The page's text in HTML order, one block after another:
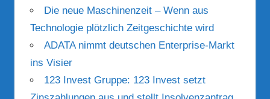
Die neue Maschinenzeit – Wenn aus
Technologie plötzlich Zeitgeschichte wird
ADATA nimmt deutschen Enterprise-Markt
ins Visier
123 Invest Gruppe: 123 Invest setzt